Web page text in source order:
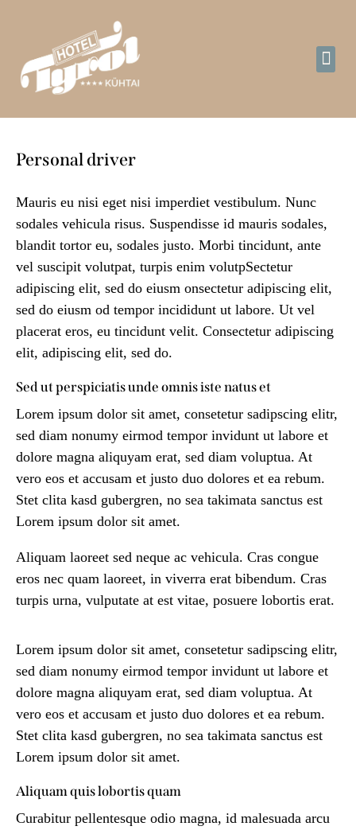
Personal driver
Mauris eu nisi eget nisi imperdiet vestibulum. Nunc
sodales vehicula risus. Suspendisse id mauris sodales,
blandit tortor eu, sodales justo. Morbi tincidunt, ante
vel suscipit volutpat, turpis enim volutpSectetur
adipiscing elit, sed do eiusm onsectetur adipiscing elit,
sed do eiusm od tempor incididunt ut labore. Ut vel
placerat eros, eu tincidunt velit. Consectetur adipiscing
elit, adipiscing elit, sed do.
Sed ut perspiciatis unde omnis iste natus et
Lorem ipsum dolor sit amet, consetetur sadipscing elitr,
sed diam nonumy eirmod tempor invidunt ut labore et
dolore magna aliquyam erat, sed diam voluptua. At
vero eos et accusam et justo duo dolores et ea rebum.
Stet clita kasd gubergren, no sea takimata sanctus est
Lorem ipsum dolor sit amet.
Aliquam laoreet sed neque ac vehicula. Cras congue
eros nec quam laoreet, in viverra erat bibendum. Cras
turpis urna, vulputate at est vitae, posuere lobortis erat.
Lorem ipsum dolor sit amet, consetetur sadipscing elitr,
sed diam nonumy eirmod tempor invidunt ut labore et
dolore magna aliquyam erat, sed diam voluptua. At
vero eos et accusam et justo duo dolores et ea rebum.
Stet clita kasd gubergren, no sea takimata sanctus est
Lorem ipsum dolor sit amet.
Aliquam quis lobortis quam
Curabitur pellentesque odio magna, id malesuada arcu